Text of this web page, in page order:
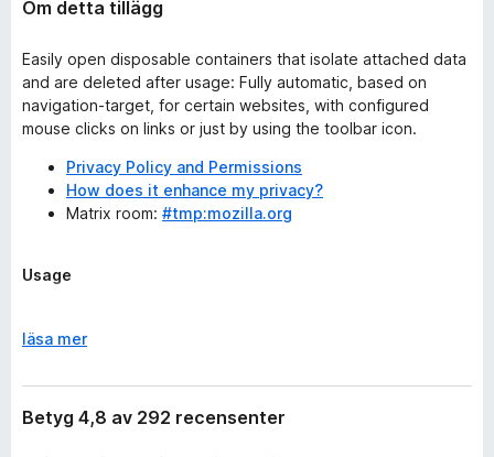
Om detta tillägg
Easily open disposable containers that isolate attached data
and are deleted after usage: Fully automatic, based on
navigation-target, for certain websites, with configured
mouse clicks on links or just by using the toolbar icon.
Privacy Policy and Permissions
How does it enhance my privacy?
Matrix room: #tmp:mozilla.org
Usage
Want to make the most out of Temporary
How to stay logged in on some websites in
Troubleshooting
F
l
l
u
läsa mer
Betyg 4,8 av 292 recensenter